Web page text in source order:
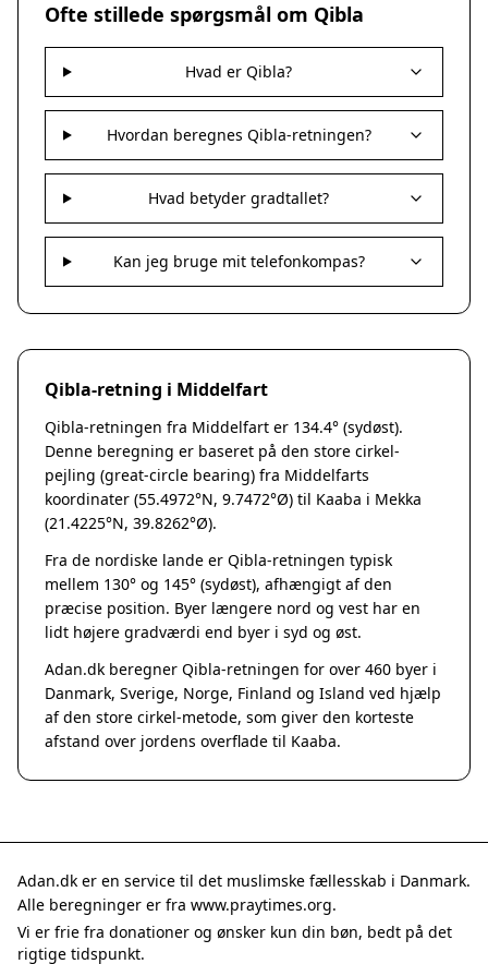
Nykøbing Sjælland
Præstø
Sorø
Stege
Svendstrup
Vordingborg
Assens
Bogense
Faaborg
Kerteminde
Middelfart
Munkebo
Ringe
Rudkøbing
Ebeltoft
Galten
Grenaa
Hedensted
Hinnerup
Hobro
Mariager
Odder
Purhus
Rønde
Tranbjerg
Trustrup
Billund
Ofte stillede spørgsmål om Qibla
Hvad er Qibla?
Hvordan beregnes Qibla-retningen?
Hvad betyder gradtallet?
Kan jeg bruge mit telefonkompas?
Qibla-retning i Middelfart
Qibla-retningen fra Middelfart er 134.4° (sydøst).
Denne beregning er baseret på den store cirkel-
pejling (great-circle bearing) fra Middelfarts
koordinater (55.4972°N, 9.7472°Ø) til Kaaba i Mekka
(21.4225°N, 39.8262°Ø).
Fra de nordiske lande er Qibla-retningen typisk
mellem 130° og 145° (sydøst), afhængigt af den
præcise position. Byer længere nord og vest har en
lidt højere gradværdi end byer i syd og øst.
Adan.dk beregner Qibla-retningen for over 460 byer i
Danmark, Sverige, Norge, Finland og Island ved hjælp
af den store cirkel-metode, som giver den korteste
afstand over jordens overflade til Kaaba.
Adan.dk er en service til det muslimske fællesskab i Danmark.
Alle beregninger er fra www.praytimes.org.
Vi er frie fra donationer og ønsker kun din bøn, bedt på det
rigtige tidspunkt.